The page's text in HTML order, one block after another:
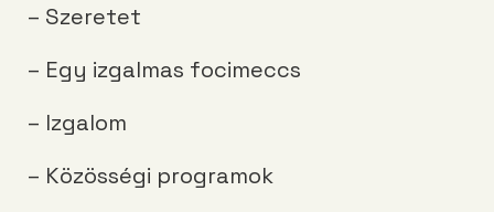
– Szeretet
– Egy izgalmas focimeccs
– Izgalom
– Közösségi programok